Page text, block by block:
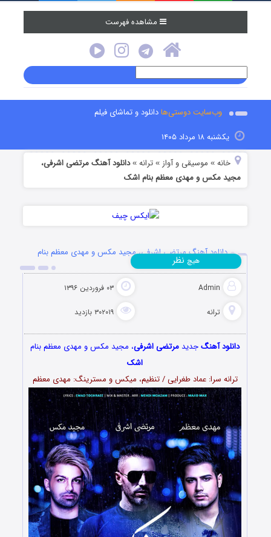
مشاهده فهرست
وب‌سایت دوستی‌هادانلود و تماشای فیلم
یکشنبه ۱۸ مرداد ۱۴۰۵
خانه » موسیقی و آواز »ترانه »دانلود آهنگ مرتضی اشرفی،
مجید مکس و مهدی معظم بنام اشک
دانلود آهنگ مرتضی اشرفی، مجید مکس و مهدی معظم بنام
اشک
Admin ۰۳ فروردین ۱۳۹۶
ترانه ۳۰۲۰۱۹ بازدید
هیچ نظر
دانلود آهنگجدید مرتضی اشرفی، مجید مکس و مهدی معظم بنام
اشک
ترانه سرا: عماد طغرایی / تنظیم، میکس و مسترینگ: مهدی معظم